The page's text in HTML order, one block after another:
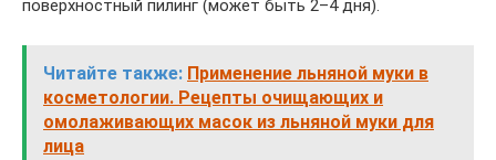
поверхностный пилинг (может быть 2–4 дня).
Читайте также: Применение льняной муки в
косметологии. Рецепты очищающих и
омолаживающих масок из льняной муки для
лица